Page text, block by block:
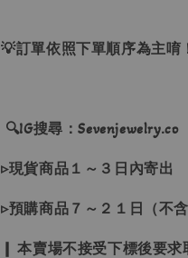
💡訂單依照下單順序為主唷
🔍IG搜尋：Sevenjewelry.co
▹現貨商品１～３日內寄出
▹預購商品７～２１日（不
❙ 本賣場不接受下標後要